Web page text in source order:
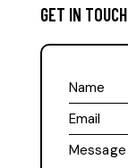
GET IN TOUCH